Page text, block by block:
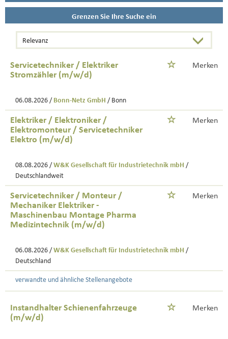
Grenzen Sie Ihre Suche ein
Servicetechniker / Elektriker
Stromzähler (m/w/d)
Merken
06.08.2026 / Bonn-Netz GmbH / Bonn
Elektriker / Elektroniker /
Elektromonteur / Servicetechniker
Elektro (m/w/d)
Merken
08.08.2026 / W&K Gesellschaft für Industrietechnik mbH /
Deutschlandweit
Servicetechniker / Monteur /
Mechaniker Elektriker -
Maschinenbau Montage Pharma
Medizintechnik (m/w/d)
Merken
06.08.2026 / W&K Gesellschaft für Industrietechnik mbH /
Deutschland
verwandte und ähnliche Stellenangebote
Instandhalter Schienenfahrzeuge
(m/w/d)
Merken